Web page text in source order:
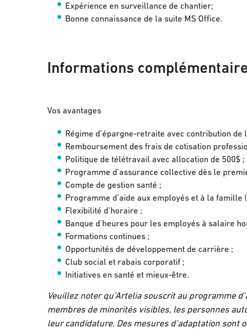
Expérience en surveillance de chantier;
Bonne connaissance de la suite MS Office.
Informations
Vos avantages
Régime d’épargne-retraite avec contribution de
Remboursement des frais de cotisation
Politique de télétravail avec allocation de 500$ ;
Programme d’assurance collective dès le
Compte de gestion santé ;
Programme d’aide aux employés et à la famille
Flexibilité d’horaire ;
Banque d’heures pour les employés à salaire
Formations continues ;
Opportunités de développement de carrière ;
Club social et rabais corporatif ;
Initiatives en santé et mieux-être.
Veuillez noter qu’Artelia souscrit au programme
membres de minorités visibles, les personnes
leur candidature. Des mesures d’adaptation sont